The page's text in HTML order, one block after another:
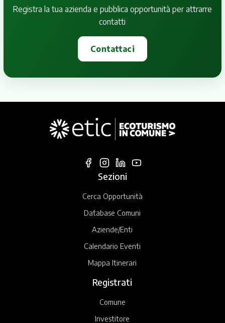
Registra la tua azienda e pubblica opportunità per attrarre
contatti
Contattaci
Sezioni
Cerca Opportunità
Database Comuni
Aziende/Enti
Calendario Eventi
Mappa Itinerari
Registrati
Comune
Investitore